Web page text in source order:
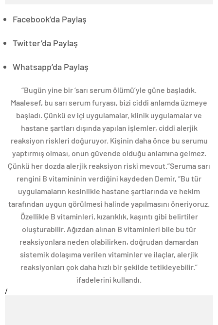
Facebook’da Paylaş
Twitter’da Paylaş
Whatsapp’da Paylaş
“Bugün yine bir ‘sarı serum ölümü’yle güne başladık.
Maalesef, bu sarı serum furyası, bizi ciddi anlamda üzmeye
başladı. Çünkü ev içi uygulamalar, klinik uygulamalar ve
hastane şartları dışında yapılan işlemler, ciddi alerjik
reaksiyon riskleri doğuruyor. Kişinin daha önce bu serumu
yaptırmış olması, onun güvende olduğu anlamına gelmez.
Çünkü her dozda alerjik reaksiyon riski mevcut.”Seruma sarı
rengini B vitamininin verdiğini kaydeden Demir, “Bu tür
uygulamaların kesinlikle hastane şartlarında ve hekim
tarafından uygun görülmesi halinde yapılmasını öneriyoruz.
Özellikle B vitaminleri, kızarıklık, kaşıntı gibi belirtiler
oluşturabilir. Ağızdan alınan B vitaminleri bile bu tür
reaksiyonlara neden olabilirken, doğrudan damardan
sistemik dolaşıma verilen vitaminler ve ilaçlar, alerjik
reaksiyonları çok daha hızlı bir şekilde tetikleyebilir.”
ifadelerini kullandı.
/